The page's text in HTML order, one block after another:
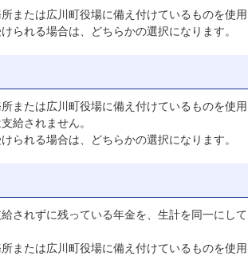
または広川町役場に備え付けているものを使用
られる場合は、どちらかの選択になります。
または広川町役場に備え付けているものを使用
給されません。
られる場合は、どちらかの選択になります。
されずに残っている年金を、生計を同一にし
または広川町役場に備え付けているものを使用